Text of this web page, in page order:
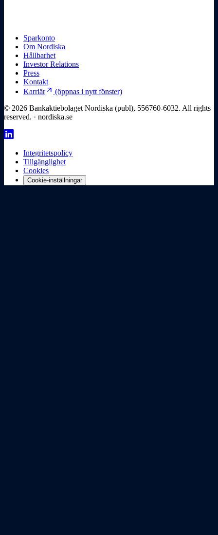
Sparkonto
Om Nordiska
Hållbarhet
Investor Relations
Press
Kontakt
Karriärarrow_outward (öppnas i nytt fönster)
© 2026 Bankaktiebolaget Nordiska (publ), 556760-6032. All rights
reserved. · nordiska.se
Integritetspolicy
Tillgänglighet
Cookies
Cookie-inställningar